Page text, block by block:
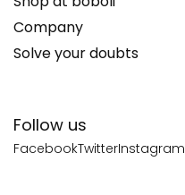
Follow us
FacebookTwitterInstagram
Company
Solve your doubts